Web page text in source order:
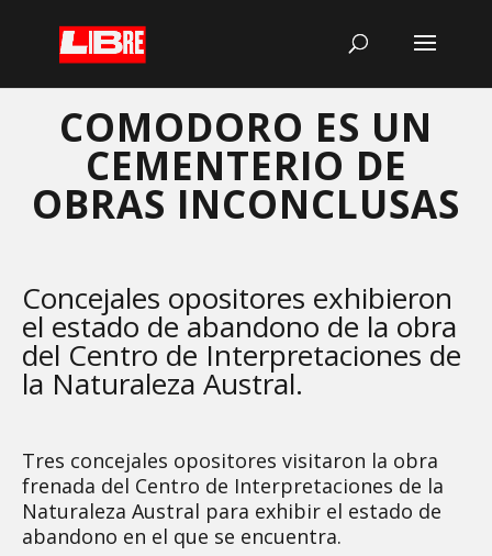
COMODORO ES UN
CEMENTERIO DE
OBRAS INCONCLUSAS
Concejales opositores exhibieron
el estado de abandono de la obra
del Centro de Interpretaciones de
la Naturaleza Austral.
Tres concejales opositores visitaron la obra
frenada del Centro de Interpretaciones de la
Naturaleza Austral para exhibir el estado de
abandono en el que se encuentra.